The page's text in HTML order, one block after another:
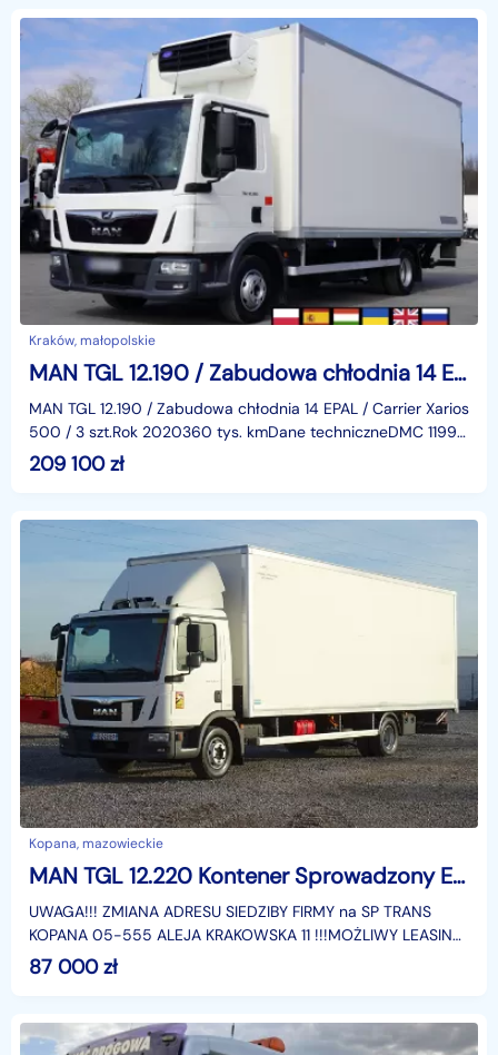
Kraków, małopolskie
MAN TGL 12.190 / Zabudowa chłodnia 14 EPAL / Carrier Xarios 500 / 3 szt._241911
MAN TGL 12.190 / Zabudowa chłodnia 14 EPAL / Carrier Xarios
500 / 3 szt.Rok 2020360 tys. kmDane techniczneDMC 11990
kgWaga 6835 kgŁadowność 5155 kg190 KMPojemno
209 100zł
Kopana, mazowieckie
MAN TGL 12.220 Kontener Sprowadzony Euro 6 Przebieg Udokumentowany, Winda, Kontener, Blokada Mostu, GWARANCJA
UWAGA!!! ZMIANA ADRESU SIEDZIBY FIRMY na SP TRANS
KOPANA 05-555 ALEJA KRAKOWSKA 11 !!!MOŻLIWY LEASING
- SZACUNKOWA OFERTA NA OKRES 5 LAT- OPŁATA
WSTĘPNA: 8700 P
87 000zł